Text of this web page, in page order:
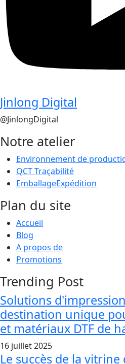
Jinlong Digital
@JinlongDigital
Notre atelier
Environnement de
QCT Traçabilité
EmballageExpédition
Plan du site
Accueil
Blog
A propos de
Promotions
Trending Post
Solutions
destination unique
et matériaux DTF de
16 juillet 2025
Le succès de la vitrine